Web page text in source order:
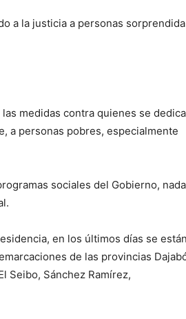
a la justicia a personas
medidas contra quienes se
a personas pobres, especialmente
sociales del Gobierno, nada
en los últimos días se están
de las provincias
Seibo, Sánchez Ramírez,